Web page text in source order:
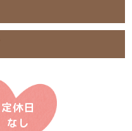
定休日
なし